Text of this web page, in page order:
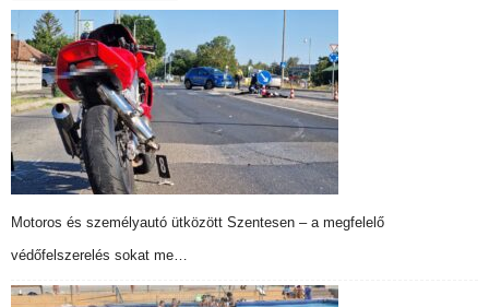
Motoros és személyautó ütközött Szentesen – a megfelelő
védőfelszerelés sokat me…